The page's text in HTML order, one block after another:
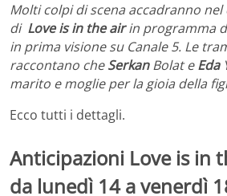
Molti colpi di scena accadranno
di Love is in the airin programma
in prima visione su Canale 5. Le
raccontano cheSerkanBolat eEda
marito e moglie per la gioia della
Ecco tutti i dettagli.
Anticipazioni Love is in
da lunedì 14 a venerdì